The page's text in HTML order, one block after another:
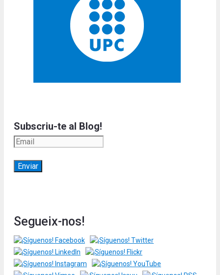
Subscriu-te al Blog!
Segueix-nos!